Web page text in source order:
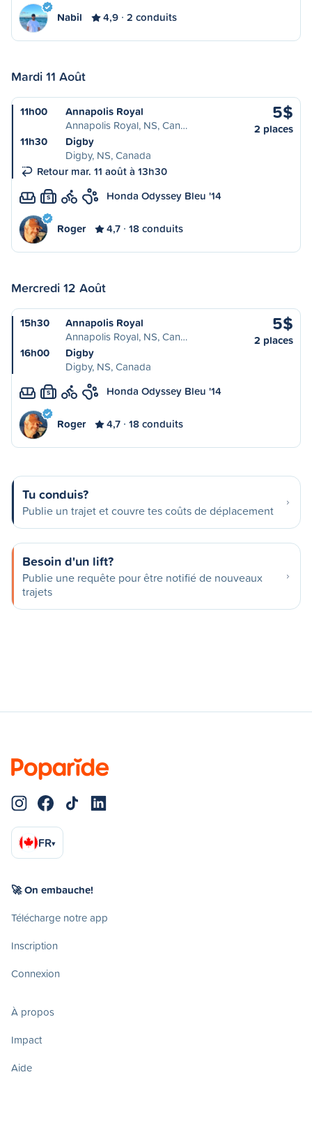
Nabil 4,9 2 conduits
Mardi 11 Août
11h00
Annapolis Royal
Annapolis Royal, NS, Can…
11h30
Digby
Digby, NS, Canada
Retour mar. 11 août à 13h30
5$
2 places
S Honda Odyssey Bleu '14
Roger 4,7 18 conduits
Mercredi 12 Août
15h30
Annapolis Royal
Annapolis Royal, NS, Can…
16h00
Digby
Digby, NS, Canada
5$
2 places
S Honda Odyssey Bleu '14
Roger 4,7 18 conduits
Tu conduis?
Publie un trajet et couvre tes coûts de déplacement
Besoin d'un lift?
Publie une requête pour être notifié de nouveaux
trajets
FR▾
🚀 On embauche!
Télécharge notre app
Inscription
Connexion
À propos
Impact
Aide